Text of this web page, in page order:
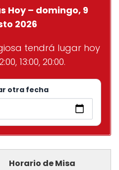
Hoy – domingo, 9
2026
tendrá lugar hoy
13:00, 20:00.
otra fecha
Horario de Misa